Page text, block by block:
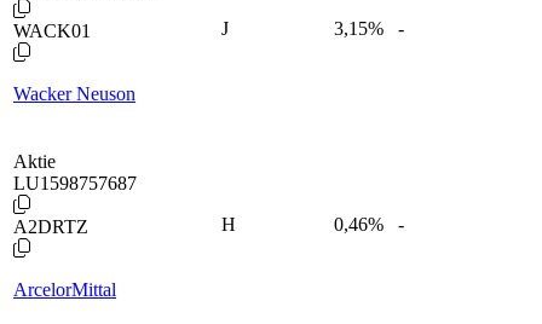
WACK01
Wacker Neuson
J 3,15% -
Aktie
LU1598757687
A2DRTZ
ArcelorMittal
H 0,46% -